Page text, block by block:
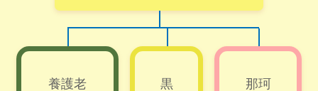
養護老 黒 那珂